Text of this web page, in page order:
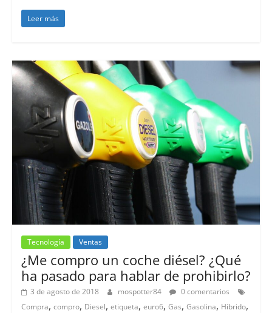
Leer más
Tecnología Ventas
¿Me compro un coche diésel? ¿Qué
ha pasado para hablar de prohibirlo?
3 de agosto de 2018 mospotter84
0 comentarios
Compra, compro, Diesel, etiqueta, euro6, Gas, Gasolina, Híbrido,